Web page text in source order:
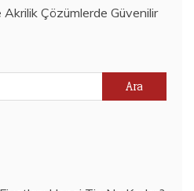
Akrilik Çözümlerde Güvenilir